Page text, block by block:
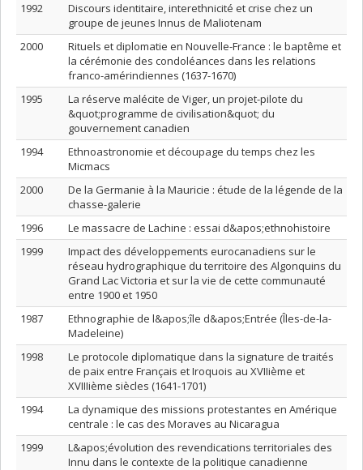
1992
Discours identitaire, interethnicité et crise chez un
groupe de jeunes Innus de Maliotenam
2000
Rituels et diplomatie en Nouvelle-France : le baptême et
la cérémonie des condoléances dans les relations
franco-amérindiennes (1637-1670)
1995
La réserve malécite de Viger, un projet-pilote du
&quot;programme de civilisation&quot; du
gouvernement canadien
1994
Ethnoastronomie et découpage du temps chez les
Micmacs
2000
De la Germanie à la Mauricie : étude de la légende de la
chasse-galerie
1996
Le massacre de Lachine : essai d&apos;ethnohistoire
1999
Impact des développements eurocanadiens sur le
réseau hydrographique du territoire des Algonquins du
Grand Lac Victoria et sur la vie de cette communauté
entre 1900 et 1950
1987
Ethnographie de l&apos;île d&apos;Entrée (Îles-de-la-
Madeleine)
1998
Le protocole diplomatique dans la signature de traités
de paix entre Français et Iroquois au XVIIième et
XVIIIième siècles (1641-1701)
1994
La dynamique des missions protestantes en Amérique
centrale : le cas des Moraves au Nicaragua
1999
L&apos;évolution des revendications territoriales des
Innu dans le contexte de la politique canadienne